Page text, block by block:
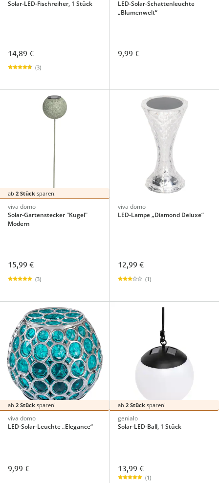
Solar-LED-Fischreiher, 1 Stück
14,89 €
(3)
LED-Solar-Schattenleuchte
„Blumenwelt“
9,99 €
ab 2 Stück sparen!
viva domo
Solar-Gartenstecker "Kugel"
Modern
15,99 €
(3)
viva domo
LED-Lampe „Diamond Deluxe“
12,99 €
(1)
ab 2 Stück sparen!
viva domo
LED-Solar-Leuchte „Elegance“
9,99 €
ab 2 Stücksparen!
genialo
Solar-LED-Ball, 1 Stück
13,99 €
(1)